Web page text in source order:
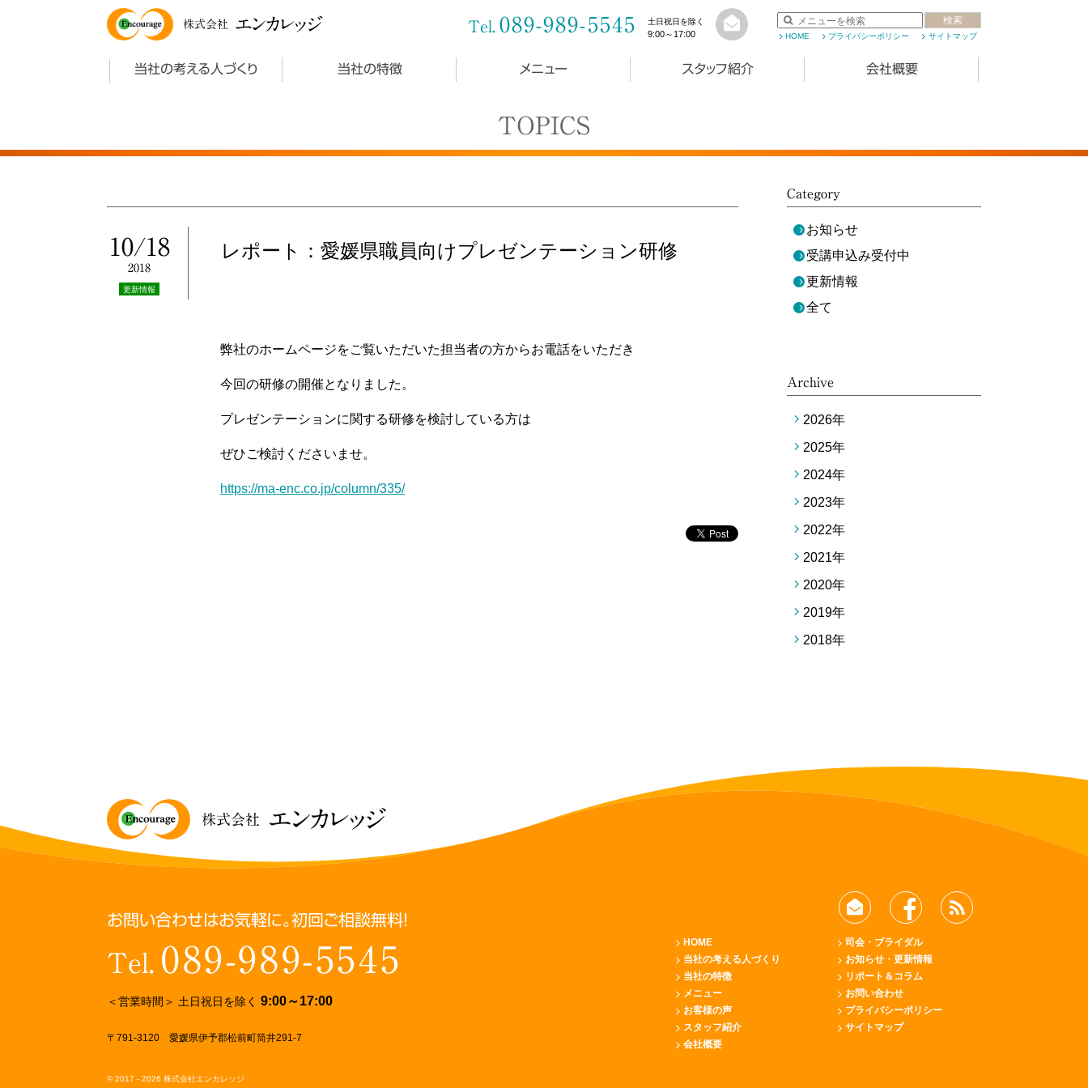
株式会社エンカレッジ Tel. 089-989-5545 土日祝日を除く
9:00～17:00
検索
HOME プライバシーポリシー サイトマップ
当社の考える人づくり 当社の特徴 メニュー スタッフ紹介 会社概要
TOPICS
10/18
2018
更新情報
レポート：愛媛県職員向けプレゼンテーション研修
弊社のホームページをご覧いただいた担当者の方からお電話をいただき
今回の研修の開催となりました。
プレゼンテーションに関する研修を検討している方は
ぜひご検討くださいませ。
https://ma-enc.co.jp/column/335/
Category
お知らせ
受講申込み受付中
更新情報
全て
Archive
2026年
2025年
2024年
2023年
2022年
2021年
2020年
2019年
2018年
株式会社 エンカレッジ
お問い合わせはお気軽に。初回ご相談無料！
Tel. 089-989-5545
＜営業時間＞ 土日祝日を除く 9:00～17:00
〒791-3120 愛媛県伊予郡松前町筒井291-7
HOME
当社の考える人づくり
当社の特徴
メニュー
お客様の声
スタッフ紹介
会社概要
司会・ブライダル
お知らせ・更新情報
リポート＆コラム
お問い合わせ
プライバシーポリシー
サイトマップ
© 2017 - 2026 株式会社エンカレッジ